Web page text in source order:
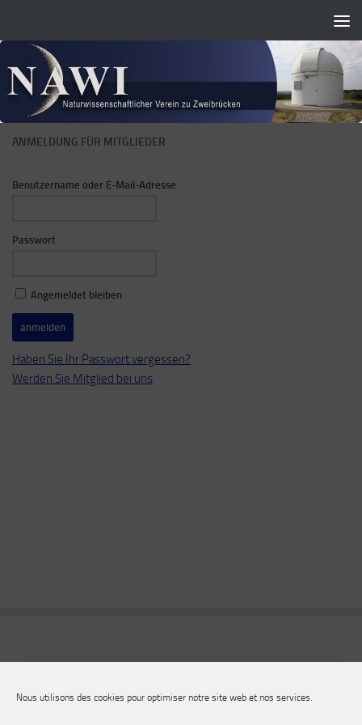
Nous utilisons des cookies pour optimiser notre site web et nos services.
ANMELDUNG FÜR MITGLIEDER
Benutzername oder E-Mail-Adresse
Passwort
Angemeldet bleiben
Haben Sie Ihr Passwort vergessen?
Werden Sie Mitglied bei uns